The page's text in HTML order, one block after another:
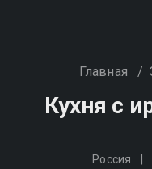
Главная /
Кухня с
Россия